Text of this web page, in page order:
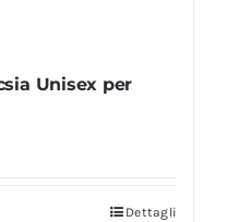
Unisex per
Dettagli